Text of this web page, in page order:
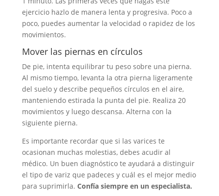
ejercicio hazlo de manera lenta y progresiva. Poco a
poco, puedes aumentar la velocidad o rapidez de los
movimientos.
Mover las piernas en círculos
De pie, intenta equilibrar tu peso sobre una pierna.
Al mismo tiempo, levanta la otra pierna ligeramente
del suelo y describe pequeños círculos en el aire,
manteniendo estirada la punta del pie. Realiza 20
movimientos y luego descansa. Alterna con la
siguiente pierna.
Es importante recordar que si las varices te
ocasionan muchas molestias, debes acudir al
médico. Un buen diagnóstico te ayudará a distinguir
el tipo de variz que padeces y cuál es el mejor medio
para suprimirla. Confía siempre en un especialista.